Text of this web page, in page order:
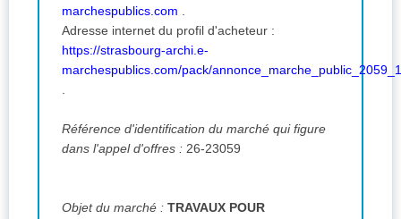
marchespublics.com .
Adresse internet du profil d'acheteur :
https://strasbourg-archi.e-
marchespublics.com/pack/
.
Référence d'identification du marché qui figure
dans l'appel d'offres : 26-23059
Objet du marché : TRAVAUX POUR